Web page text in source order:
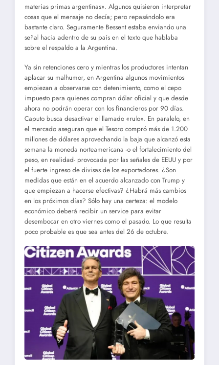
materias primas argentinas». Algunos quisieron interpretar
cosas que el mensaje no decía; pero repasándolo era
bastante claro. Seguramente Bessent estaba enviando una
señal hacia adentro de su país en el texto que hablaba
sobre el respaldo a la Argentina.
Ya sin retenciones cero y mientras los productores intentan
aplacar su malhumor, en Argentina algunos movimientos
empiezan a observarse con detenimiento, como el cepo
impuesto para quienes compran dólar oficial y que desde
ahora no podrán operar con los financieros por 90 días.
Caputo busca desactivar el llamado «rulo». En paralelo, en
el mercado aseguran que el Tesoro compró más de 1.200
millones de dólares aprovechando la baja que alcanzó esta
semana la moneda norteamericana -o el fortalecimiento del
peso, en realidad- provocada por las señales de EEUU y por
el fuerte ingreso de divisas de los exportadores. ¿Son
medidas que están en el acuerdo alcanzado con Trump y
que empiezan a hacerse efectivas? ¿Habrá más cambios
en los próximos días? Sólo hay una certeza: el modelo
económico deberá recibir un service para evitar
desembocar en otro viernes como el pasado. Lo que resulta
poco probable es que sea antes del 26 de octubre.